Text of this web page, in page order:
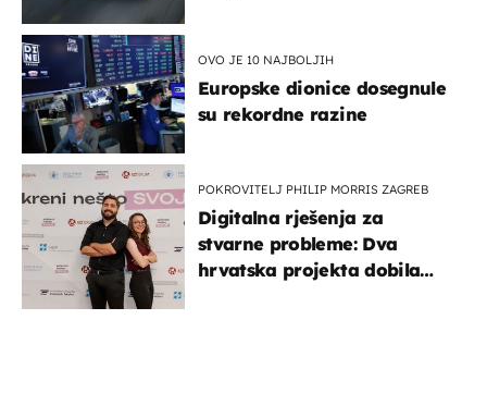
OVO JE 10 NAJBOLJIH
Europske dionice dosegnule
su rekordne razine
POKROVITELJ PHILIP MORRIS ZAGREB
Digitalna rješenja za
stvarne probleme: Dva
hrvatska projekta dobila